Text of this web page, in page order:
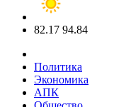
82.17 94.84
Политика
Экономика
АПК